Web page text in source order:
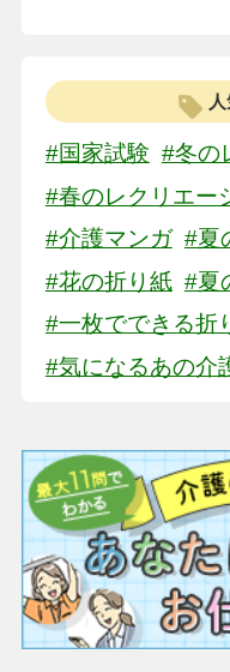
#国家試験 #冬の
#春のレクリエー
#介護マンガ #夏
#花の折り紙 #夏
#一枚でできる折
#気になるあの介